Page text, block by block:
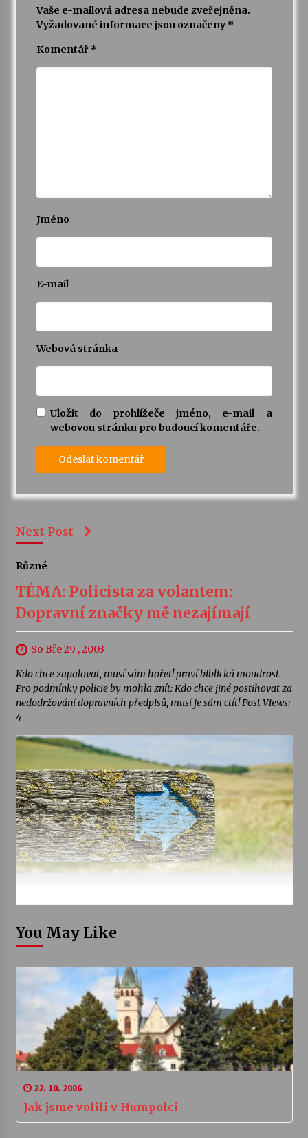
Vaše e-mailová adresa nebude zveřejněna.
Vyžadované informace jsou označeny *
Komentář *
Jméno
E-mail
Webová stránka
Uložit do prohlížeče jméno, e-mail a
webovou stránku pro budoucí komentáře.
Next Post
Různé
TÉMA: Policista za volantem:
Dopravní značky mě nezajímají
So Bře 29 , 2003
Kdo chce zapalovat, musí sám hořet! praví biblická moudrost.
Pro podmínky policie by mohla znít: Kdo chce jiné postihovat za
nedodržování dopravních předpisů, musí je sám ctít! Post Views:
4
You May Like
22. 10. 2006
Jak jsme volili v Humpolci